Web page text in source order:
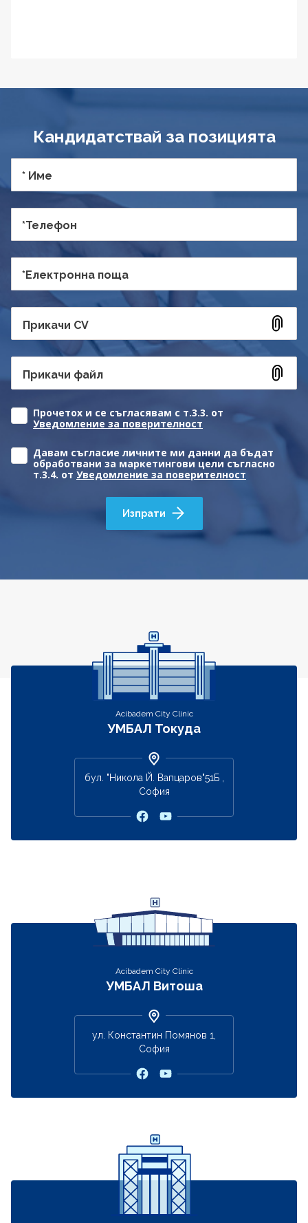
Кандидатствай за позицията
* Име
*Телефон
*Електронна поща
Прикачи CV
Прикачи файл
Прочетох и се съгласявам с т.3.3. от
Уведомление за поверителност
Давам съгласие личните ми данни да бъдат
обработвани за маркетингови цели съгласно
т.3.4. от Уведомление за поверителност
Изпрати
Acibadem City Clinic
УМБАЛ Токуда
бул. "Никола Й. Вапцаров"51Б ,
София
Acibadem City Clinic
УМБАЛ Витоша
ул. Константин Помянов 1,
София